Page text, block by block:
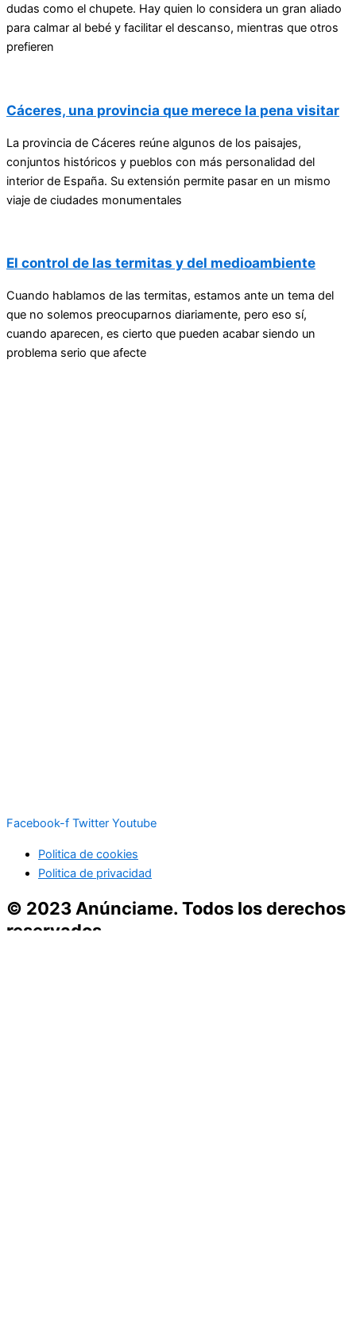
dudas como el chupete. Hay quien lo considera un gran aliado
para calmar al bebé y facilitar el descanso, mientras que otros
prefieren
Cáceres, una provincia que merece la pena visitar
La provincia de Cáceres reúne algunos de los paisajes,
conjuntos históricos y pueblos con más personalidad del
interior de España. Su extensión permite pasar en un mismo
viaje de ciudades monumentales
El control de las termitas y del medioambiente
Cuando hablamos de las termitas, estamos ante un tema del
que no solemos preocuparnos diariamente, pero eso sí,
cuando aparecen, es cierto que pueden acabar siendo un
problema serio que afecte
Facebook-f Twitter Youtube
Politica de cookies
Politica de privacidad
© 2023 Anúnciame. Todos los derechos
reservados